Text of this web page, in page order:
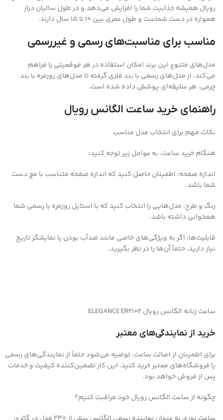
رویال همیشه جذابیت شما را افزایش می‌دهد.و در طول سالیان دراز
همواره در دست شماست و طول عمری بین 10 تا 15 سال دارند.
مناسب برای مناسبت‌های رسمی و غیررسمی
مدل‌های متنوع این برند امکان استفاده در هر موقعیتی را فراهم
می‌کند. از مدل‌های رسمی با بند فلزی گرفته تا مدل‌های روزمره با بند
چرمی، هر سلیقه‌ای پوشش داده شده است.
راهنمای خرید ساعت الگانس رویال
نکات مهم برای انتخاب مدل مناسب
هنگام خرید ساعت، به عوامل زیر توجه کنید:
اندازه صفحه: اطمینان حاصل کنید که اندازه صفحه متناسب با مچ دست
شما باشد.
رنگ و طرح: مدل‌هایی را انتخاب کنید که با استایل روزمره یا رسمی شما
همخوانی داشته باشد.
قابلیت‌ها: اگر به ویژگی‌های خاصی مانند ضدآب بودن یا نمایشگر تاریخ
نیاز دارید، حتماً آن‌ها را در نظر بگیرید.
ساعت زنانه الگانس رویال ELEGANCE ER2102
خرید از نمایندگی‌های معتبر
برای اطمینان از اصالت ساعت، توصیه می‌شود حتماً از نمایندگی‌های رسمی
یا فروشگاه‌های معتبر خرید کنید. این کار تضمین‌کننده کیفیت و خدمات
پس از فروش خواهد بود.
چگونه از ساعت الگانس رویال خود مراقبت کنیم؟